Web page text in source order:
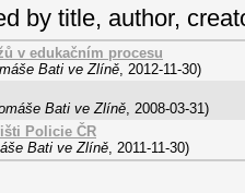
by title, author,
v edukačním procesu
Bati ve Zlíně, 2012-11-30)
Bati ve Zlíně, 2008-03-31)
Policie ČR
Bati ve Zlíně, 2011-11-30)